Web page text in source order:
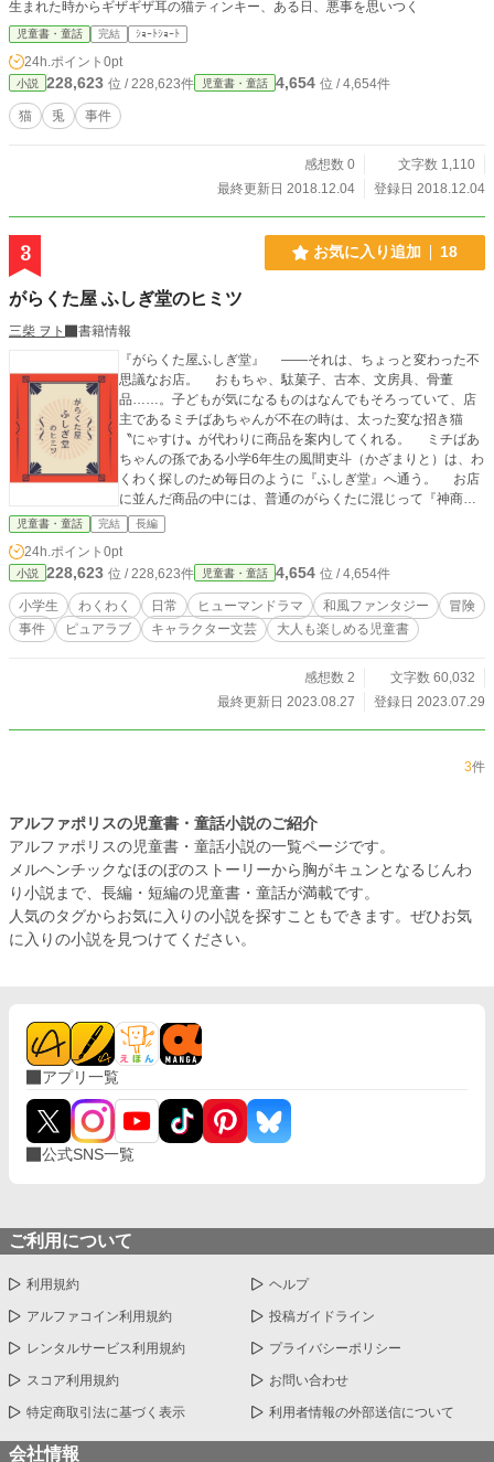
生まれた時からギザギザ耳の猫ティンキー、ある日、悪事を思いつく
児童書・童話 完結 ｼｮｰﾄｼｮｰﾄ
24h.ポイント 0pt
小説 228,623 位 / 228,623件 児童書・童話 4,654 位 / 4,654件
猫 兎 事件
感想数 0
文字数 1,110
最終更新日 2018.12.04
登録日 2018.12.04
3 お気に入り追加 18
がらくた屋 ふしぎ堂のヒミツ
三柴 ヲト
書籍情報
『がらくた屋ふしぎ堂』 ――それは、ちょっと変わった不
思議なお店。 おもちゃ、駄菓子、古本、文房具、骨董
品……。子どもが気になるものはなんでもそろっていて、店
主であるミチばあちゃんが不在の時は、太った変な招き猫
〝にゃすけ〟が代わりに商品を案内してくれる。 ミチばあ
ちゃんの孫である小学6年生の風間吏斗（かざまりと）は、わ
くわく探しのため毎日のように『ふしぎ堂』へ通う。 お店
に並んだ商品の中には、普通のがらくたに混じって『神商品
（アイテム）』と呼ばれるレアなお宝もたくさん隠されてい
て、悪戯好きのリトはクラスメイトの男友達・ルカを巻き込
んで、神商品を使ってはおかしな事件を起こしたり、逆にみ
んなの困りごとを解決したり、毎日を刺激的に楽しく過ご
す。 そんなある日のこと、リトとルカのクラスメイトであ
るお金持ちのお嬢様アンが行方不明になるという騒ぎが起こ
る。 彼女の足取りを追うリトは、やがてふしぎ堂の裏庭に
の向こう側には『異世界』や過去未来の『時空を超えた世
界』が広がっていて――⁉︎ いたずら好きのリト、心優しい
児童書・童話 完結 長編
24h.ポイント 0pt
小説 228,623 位 / 228,623件 児童書・童話 4,654 位 / 4,654件
小学生 わくわく 日常 ヒューマンドラマ 和風ファンタジー
冒険
事件
ピュアラブ キャラクター文芸 大人も楽しめる児童書
感想数 2
文字数 60,032
最終更新日 2023.08.27
登録日 2023.07.29
3件
アルファポリスの児童書・童話小説のご紹介
アルファポリスの児童書・童話小説の一覧ページです。
メルヘンチックなほのぼのストーリーから胸がキュンとなるじんわ
り小説まで、長編・短編の児童書・童話が満載です。
人気のタグからお気に入りの小説を探すこともできます。ぜひお気
に入りの小説を見つけてください。
アプリ一覧
公式SNS一覧
ご利用について
利用規約 ヘルプ
アルファコイン利用規約 投稿ガイドライン
レンタルサービス利用規約 プライバシーポリシー
スコア利用規約 お問い合わせ
特定商取引法に基づく表示 利用者情報の外部送信について
会社情報